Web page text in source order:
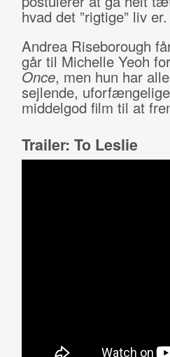
hvad det ”rigtige” liv er.
Andrea Riseborough
går til Michelle Yeoh for
Once, men hun har
sejlende,
middelgod film til at
Trailer: To Leslie